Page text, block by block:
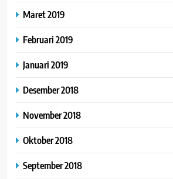
Maret 2019
Februari 2019
Januari 2019
Desember 2018
November 2018
Oktober 2018
September 2018